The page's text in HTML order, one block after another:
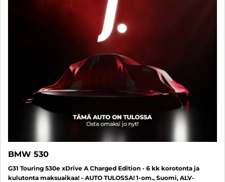
BMW 530
G31 Touring 530e xDrive A Charged Edition - 6 kk korotonta ja
kulutonta maksuaikaa! - AUTO TULOSSA! 1-om., Suomi, ALV-